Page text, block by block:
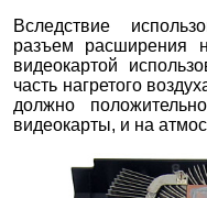
Вследствие
разъем расширения
видеокартой
часть нагретого
должно
видеокарты, и на